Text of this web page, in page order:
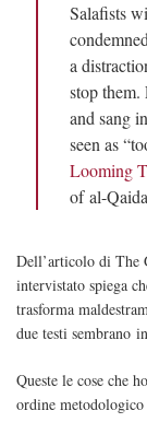
Salafists
a
stop them.
and sang
seen as
Looming
of al-
Dell’articolo di The
intervistato spiega
trasforma
due testi sembrano
Queste le cose che
ordine